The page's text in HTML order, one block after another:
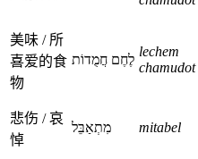
美味 / 所
喜爱的食
物
לֶחֶם חֲמֻדוֹת
lechem
chamudot
悲伤 / 哀
悼
מִתְאַבֵּל mitabel